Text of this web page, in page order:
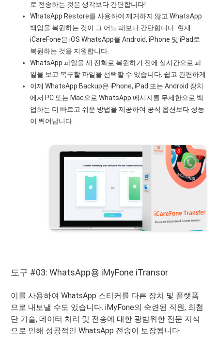
로 전송하는 것은 생각보다 간단합니다!
WhatsApp Restore를 사용하여 제거하지 않고 WhatsApp
백업을 복원하는 것이 그 어느 때보다 간단합니다. 현재
iCareFone은 iOS WhatsApp을 Android, iPhone 및 iPad로
복원하는 것을 지원합니다.
WhatsApp 파일을 새 전화로 복원하기 전에 실시간으로 파
일을 보고 복구할 파일을 선택할 수 있습니다. 쉽고 간편하게
이제 WhatsApp Backup은 iPhone, iPad 또는 Android 장치
에서 PC 또는 Mac으로 WhatsApp 메시지를 무제한으로 백
업하는 더 빠르고 쉬운 방법을 제공하여 공식 옵션보다 성능
이 뛰어납니다.
도구 #03: WhatsApp용 iMyFone iTransor
이를 사용하여 WhatsApp 스티커를 다른 장치 및 플랫폼
으로 내보낼 수도 있습니다. iMyFone의 숙련된 직원, 최첨
단 기술, 데이터 처리 및 전송에 대한 광범위한 전문 지식
으로 인해 성공적인 WhatsApp 전송이 보장됩니다.